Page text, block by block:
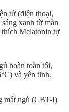
tử (điện thoại,
xanh từ màn
thích Melatonin tự
hoàn toàn tối,
và yên tĩnh.
mất ngủ (CBT-I)